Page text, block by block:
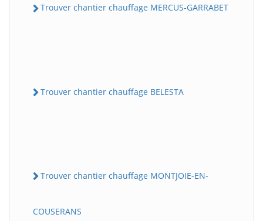
Trouver chantier chauffage MERCUS-GARRABET
Trouver chantier chauffage BELESTA
Trouver chantier chauffage MONTJOIE-EN-
COUSERANS